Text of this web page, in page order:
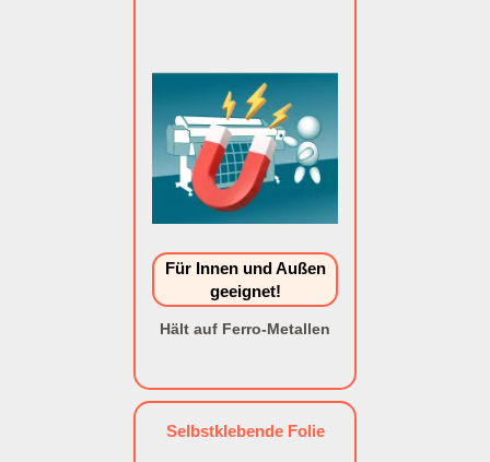
Für Innen und Außen
geeignet!
Hält auf Ferro-Metallen
Selbstklebende Folie